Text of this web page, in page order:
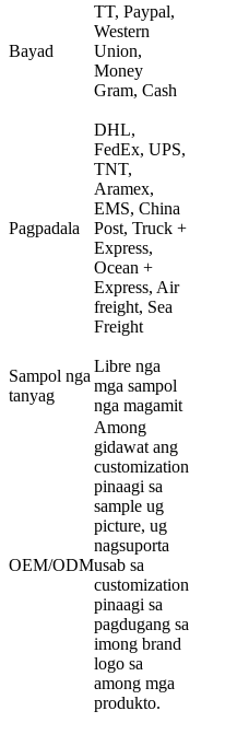
Bayad
TT, Paypal,
Western
Union,
Money
Gram, Cash
Pagpadala
DHL,
FedEx, UPS,
TNT,
Aramex,
EMS, China
Post, Truck +
Express,
Ocean +
Express, Air
freight, Sea
Freight
Sampol nga
tanyag
Libre nga
mga sampol
nga magamit
OEM/ODM
Among
gidawat ang
customization
pinaagi sa
sample ug
picture, ug
nagsuporta
usab sa
customization
pinaagi sa
pagdugang sa
imong brand
logo sa
among mga
produkto.